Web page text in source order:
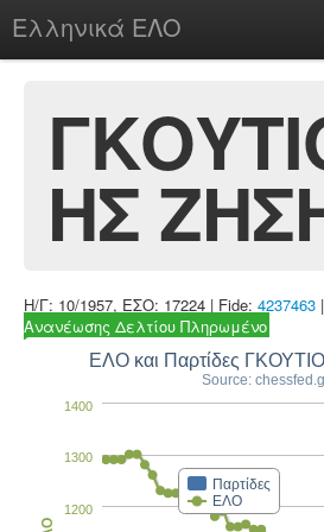
Ελληνικά ΕΛΟ
chesstu.be @ discord
LoginΗΣ
Η/Γ: 10/1957, ΕΣΟ: 17224 | Fide: 4237463 |
Ανανέωσης Δελτίου Πληρωμένο
ΕΛΟ και Παρτίδες
Source:
Παρτίδες
ΕΛΟ
1200
1300
1400